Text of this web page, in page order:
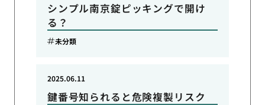
シンプル南京錠ピッキングで開け
る？
未分類
鍵番号知られると危険複製リスク
2025.06.11